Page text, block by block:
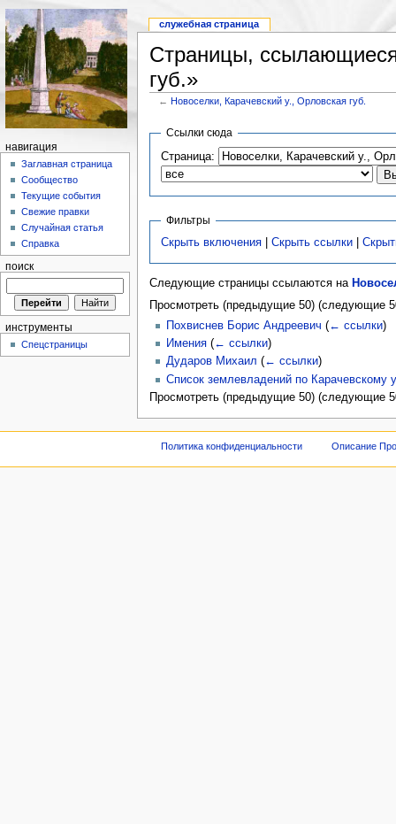
Страницы,
губ.»
←Новоселки, Карачевский у., Орловская губ.
Ссылки сюда
Страница:
Фильтры
Скрыть включения |Скрыть ссылки |
Следующие страницы ссылаются на
Просмотреть (предыдущие 50) (следующие
Похвиснев Борис Андреевич (← ссылки)
Имения (← ссылки)
Дударов Михаил (← ссылки)
Список землевладений по Карачевскому
Просмотреть (предыдущие 50) (следующие
служебная страница
навигация
Заглавная страница
Сообщество
Текущие события
Свежие правки
Случайная статья
Справка
поиск
инструменты
Спецстраницы
Политика конфиденциальности Описание